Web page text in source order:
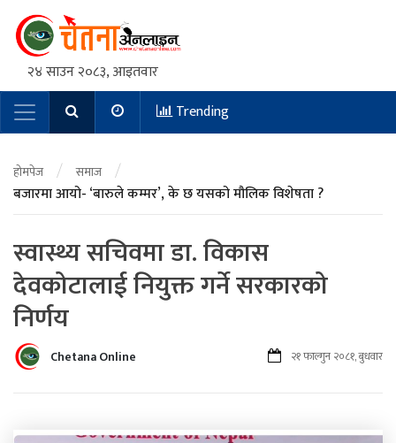
२४ साउन २०८३, आइतवार
Main NavigationTrending
होमपेज / समाज /
बजारमा आयो- ‘बारुले कम्मर’, के छ यसको मौलिक विशेषता ?
स्वास्थ्य सचिवमा डा. विकास
देवकोटालाई नियुक्त गर्ने सरकारको
निर्णय
Chetana Online २१ फाल्गुन २०८१, बुधवार